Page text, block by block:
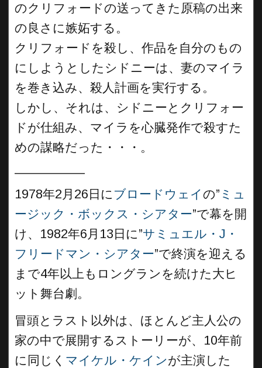
のクリフォードの送ってきた原稿の出来
の良さに嫉妬する。
クリフォードを殺し、作品を自分のもの
にしようとしたシドニーは、妻のマイラ
を巻き込み、殺人計画を実行する。
しかし、それは、シドニーとクリフォー
ドが仕組み、マイラを心臓発作で殺すた
めの謀略だった・・・。
1978年2月26日に ブロードウェイの” ミュ
ージック・ボックス・シアター”で幕を開
け、1982年6月13日に”サミュエル・J・
フリードマン・シアター”で終演を迎える
まで4年以上もロングランを続けた大ヒ
ット舞台劇。
冒頭とラスト以外は、ほとんど主人公の
家の中で展開するストーリーが、10年前
に同じく マイケル・ケインが主演した